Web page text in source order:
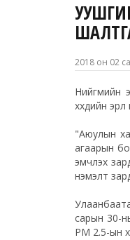
2018 он 02
Нийгмийн
хүүхдийн
"Аюулын
агаарын
эмчлэх
нэмэлт
сарын 30-
РМ 2.5-ын